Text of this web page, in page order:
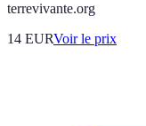
terrevivante.org
14 EURVoir le prix